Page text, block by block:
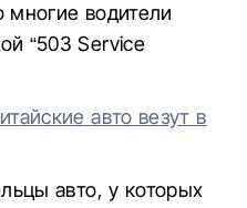
многие водители
“503 Service
авто везут в
авто, у которых